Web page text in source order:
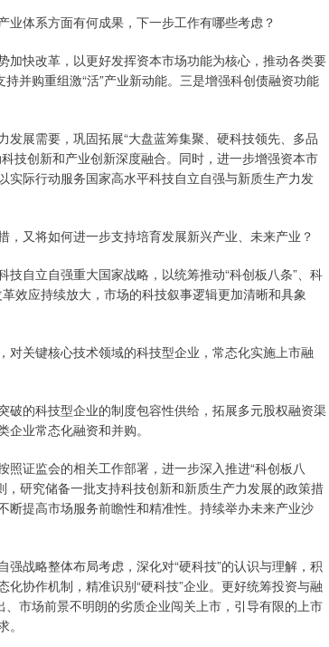
体系方面有何成果，下一步工作有哪些考虑？
快改革，以更好发挥资本市场功能为核心，推动各类要
并购重组激“活”产业新动能。三是增强科创债融资功能
展需要，巩固拓展“大盘蓝筹集聚、硬科技领先、多品
技创新和产业创新深度融合。同时，进一步增强资本市
际行动服务国家高水平科技自立自强与新质生产力发
又将如何进一步支持培育发展新兴产业、未来产业？
自立自强重大国家战略，以统筹推动“科创板八条”、科
效应持续放大，市场的科技叙事逻辑更加清晰和具象
关键核心技术领域的科技型企业，常态化实施上市融
的科技型企业的制度包容性供给，拓展多元股权融资渠
业常态化融资和并购。
证监会的相关工作部署，进一步深入推进“科创板八
研究储备一批支持科技创新和新质生产力发展的政策措
提高市场服务前瞻性和精准性。持续举办未来产业沙
战略整体布局考虑，深化对“硬科技”的认识与理解，积
协作机制，精准识别“硬科技”企业。更好统筹投资与融
市场前景不明朗的劣质企业闯关上市，引导有限的上市